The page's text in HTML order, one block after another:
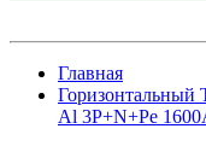
Главная
Горизонтальный
Al 3P+N+Pe